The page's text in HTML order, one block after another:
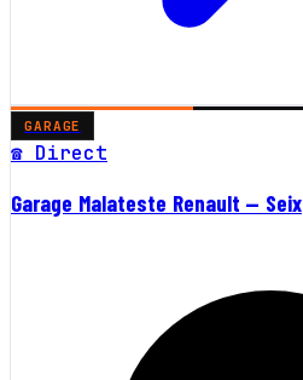
GARAGE
☎ Direct
Garage Malateste Renault — Seix